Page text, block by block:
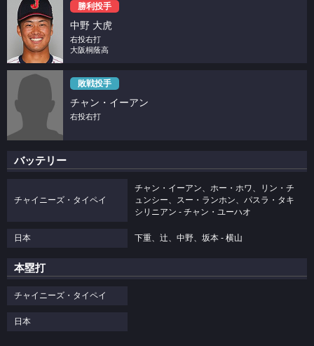
勝利投手
中野 大虎
右投右打
大阪桐蔭高
敗戦投手
チャン・イーアン
右投右打
バッテリー
チャイニーズ・タイペイ
チャン・イーアン、ホー・ホワ、リン・チ
ュンシー、スー・ランホン、パスラ・タキ
シリニアン - チャン・ユーハオ
日本 下重、辻、中野、坂本 - 横山
本塁打
チャイニーズ・タイペイ
日本